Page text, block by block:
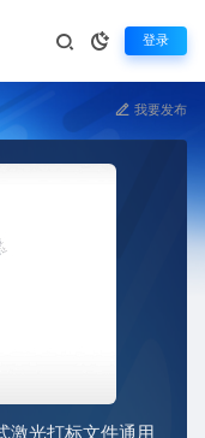
登录
我要发布
激光打标文件通用